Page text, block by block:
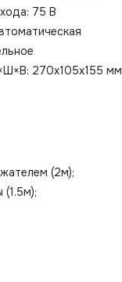
75 В
270х105х155 мм
(2м);
(1.5м);